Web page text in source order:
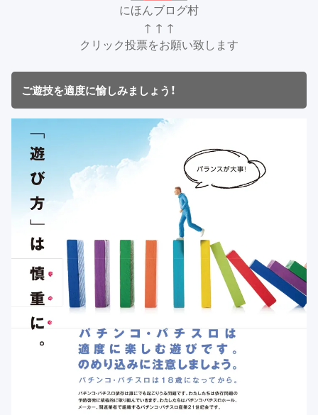
にほんブログ村
↑ ↑ ↑
クリック投票をお願い致します
ご遊技を適度に愉しみましょう！